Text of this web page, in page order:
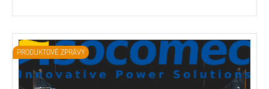
PRODUKTOVÉ ZPRÁVY